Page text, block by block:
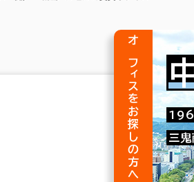
オフィスをお探しの方へ 三